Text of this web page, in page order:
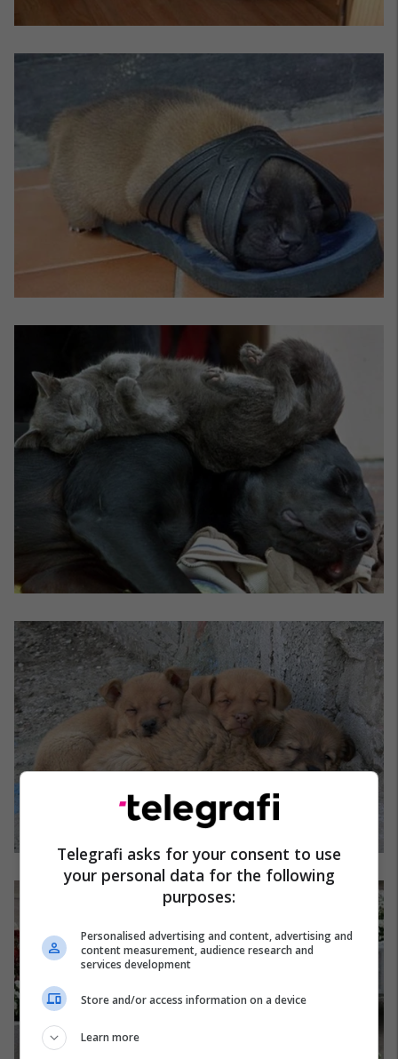
Telegrafi asks for your consent to use
your personal data for the following
purposes:
Personalised advertising and content, advertising and
content measurement, audience research and
services development
Store and/or access information on a device
Learn more